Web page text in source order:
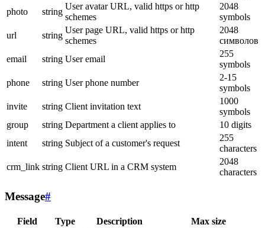
photo
string
User avatar URL, valid https or http
schemes
2048
symbols
url
string
User page URL, valid https or http
schemes
2048
символов
email
string User email
255
symbols
phone
string User phone number
2-15
symbols
invite
string Client invitation text
1000
symbols
group
string Department a client applies to
10 digits
intent
string Subject of a customer's request
255
characters
crm_link string Client URL in a CRM system
2048
characters
Message#
Field Type Description Max size